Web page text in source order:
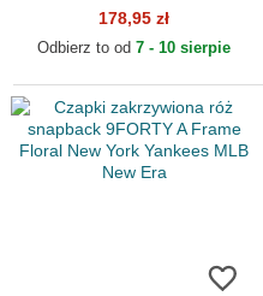
on Black New York Yankees
MLB New Era
178,95 zł
Odbierz to od 7 - 10 sierpie